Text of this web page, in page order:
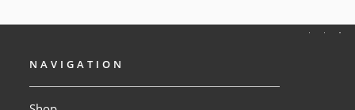
NAVIGATION